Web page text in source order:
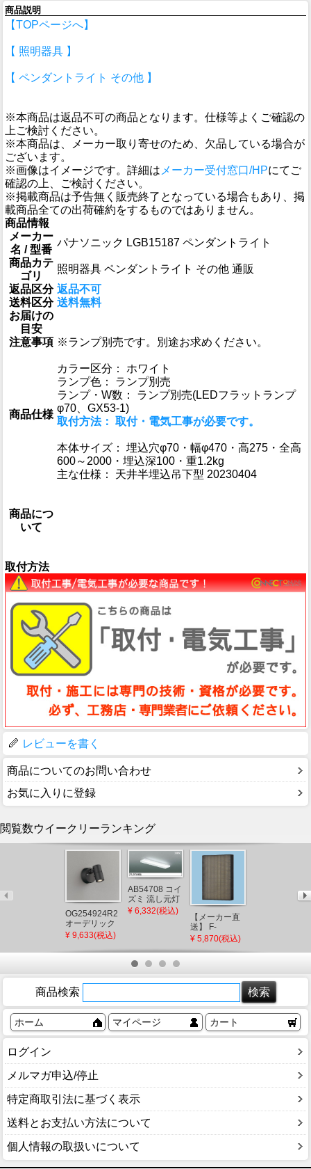
商品説明
【TOPページへ】
【 照明器具 】
【 ペンダントライト その他 】
※本商品は返品不可の商品となります。仕様等よくご確認の
上ご検討ください。
※本商品は、メーカー取り寄せのため、欠品している場合が
ございます。
※画像はイメージです。詳細は メーカー受付窓口/HPにてご
確認の上、ご検討ください。
※掲載商品は予告無く販売終了となっている場合もあり、掲
載商品全ての出荷確約をするものではありません。
商品情報
メーカー
名 / 型番
パナソニック LGB15187 ペンダントライト
商品カテ
ゴリ
照明器具 ペンダントライト その他 通販
返品区分 返品不可
送料区分 送料無料
お届けの
目安
注意事項 ※ランプ別売です。別途お求めください。
商品仕様
カラー区分： ホワイト
ランプ色： ランプ別売
ランプ・W数： ランプ別売(LEDフラットランプ
φ70、GX53-1)
取付方法： 取付・電気工事が必要です。
本体サイズ： 埋込穴φ70・幅φ470・高275・全高
600～2000・埋込深100・重1.2kg
主な仕様： 天井半埋込吊下型 20230404
商品につ
いて
取付方法
レビューを書く
商品についてのお問い合わせ
お気に入りに登録
閲覧数ウイークリーランキング
OG254924R2
オーデリック
屋外用スポッ
トライト ブラ
ック LED(電球
¥ 9,633(税込)
AB54708 コイ
ズミ 流し元灯
LED（昼白
¥ 6,332(税込)
【メーカー直
送】 F-
ZSLP40 パナ
ィルター
¥ 5,870(税込)
紙 おしゃれ 日
本製 国産 木製
商品検索
ホーム マイページ カート
ログイン
メルマガ申込/停止
特定商取引法に基づく表示
送料とお支払い方法について
個人情報の取扱いについて